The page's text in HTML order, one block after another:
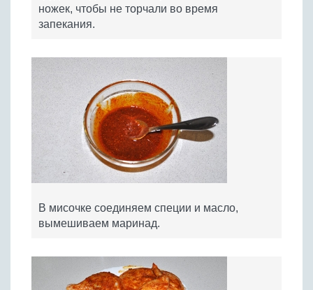
ножек, чтобы не торчали во время
запекания.
В мисочке соединяем специи и масло,
вымешиваем маринад.